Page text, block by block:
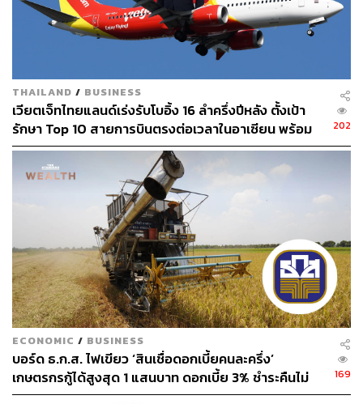
THAILAND / BUSINESS
เวียตเจ็ทไทยแลนด์เร่งรับโบอิ้ง 16 ลำครึ่งปีหลัง ตั้งเป้า
รักษา Top 10 สายการบินตรงต่อเวลาในอาเซียน พร้อม
คุมสถิติไม่ต่ำกว่า 80%
202
ECONOMIC / BUSINESS
บอร์ด ธ.ก.ส. ไฟเขียว ‘สินเชื่อดอกเบี้ยคนละครึ่ง’
เกษตรกรกู้ได้สูงสุด 1 แสนบาท ดอกเบี้ย 3% ชำระคืนไม่
เกิน 12 เดือน
169